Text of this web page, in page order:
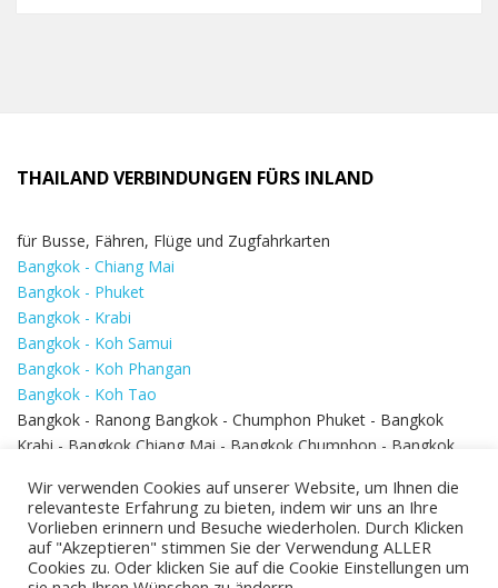
THAILAND VERBINDUNGEN FÜRS INLAND
für Busse, Fähren, Flüge und Zugfahrkarten
Bangkok - Chiang Mai
Bangkok - Phuket
Bangkok - Krabi
Bangkok - Koh Samui
Bangkok - Koh Phangan
Bangkok - Koh Tao
Bangkok - Ranong Bangkok - Chumphon Phuket - Bangkok
Krabi - Bangkok Chiang Mai - Bangkok Chumphon - Bangkok
Bangkok - Hua Hin
Wir verwenden Cookies auf unserer Website, um Ihnen die
relevanteste Erfahrung zu bieten, indem wir uns an Ihre
Vorlieben erinnern und Besuche wiederholen. Durch Klicken
auf "Akzeptieren" stimmen Sie der Verwendung ALLER
Cookies zu. Oder klicken Sie auf die Cookie Einstellungen um